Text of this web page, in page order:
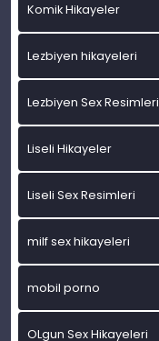
Komik Hikayeler
Lezbiyen hikayeleri
Lezbiyen Sex Resimleri
Liseli Hikayeler
Liseli Sex Resimleri
milf sex hikayeleri
mobil porno
OLgun Sex Hikayeleri